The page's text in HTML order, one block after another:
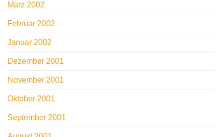
März 2002
Februar 2002
Januar 2002
Dezember 2001
November 2001
Oktober 2001
September 2001